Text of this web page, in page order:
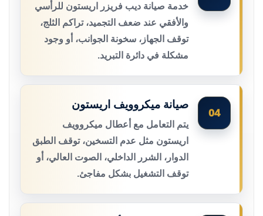
خدمة صيانة ديب فريزر اريستون للرأسي
والأفقي عند ضعف التجميد، تراكم الثلج،
توقف الجهاز، سخونة الجوانب، أو وجود
مشكلة في دائرة التبريد.
04
صيانة ميكروويف اريستون
يتم التعامل مع أعطال ميكروويف
اريستون مثل عدم التسخين، توقف الطبق
الدوار، الشرر الداخلي، الصوت العالي، أو
توقف التشغيل بشكل مفاجئ.